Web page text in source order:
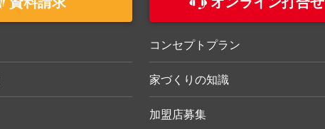
コンセプトプラン
家づくりの知識
加盟店募集